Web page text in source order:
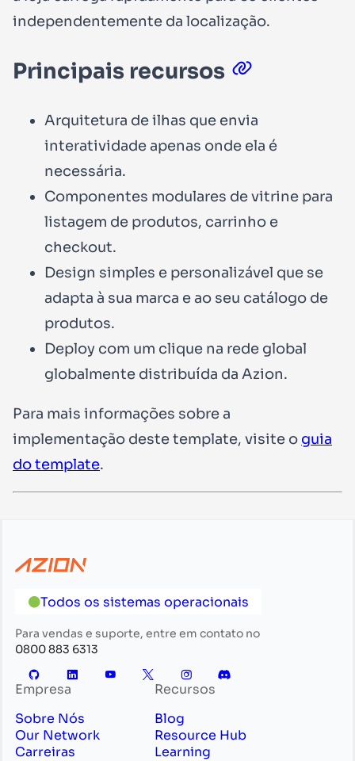
independentemente da localização.
Principais recursos
Arquitetura de ilhas que envia
interatividade apenas onde ela é
necessária.
Componentes modulares de vitrine para
listagem de produtos, carrinho e
checkout.
Design simples e personalizável que se
adapta à sua marca e ao seu catálogo de
produtos.
Deploy com um clique na rede global
globalmente distribuída da Azion.
Para mais informações sobre a
implementação deste template, visite o guia
do template.
Todos os sistemas operacionais
Para vendas e suporte, entre em contato no
0800 883 6313
Empresa
Sobre Nós
Our Network
Carreiras
Recursos
Blog
Resource Hub
Learning